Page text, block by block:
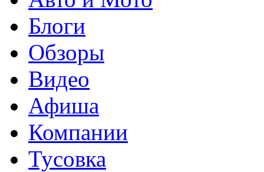
Блоги
Обзоры
Видео
Афиша
Компании
Тусовка